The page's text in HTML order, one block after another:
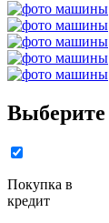
Выберите
Покупка в
кредит